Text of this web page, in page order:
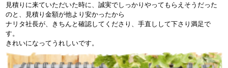
見積りに来ていただいた時に、誠実でしっかりやってもらえそうだった
のと、見積り金額が他より安かったから
ナリタ社長が、きちんと確認してくださり、手直しして下さり満足で
す。
きれいになってうれしいです。